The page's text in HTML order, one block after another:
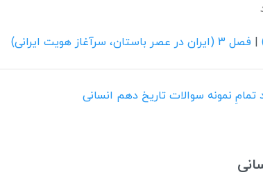
فصل 3 (ایران در عصر باستان، سرآغاز هویت ایرانی)
تمامِ نمونه سوالات تاریخ دهم انسانی